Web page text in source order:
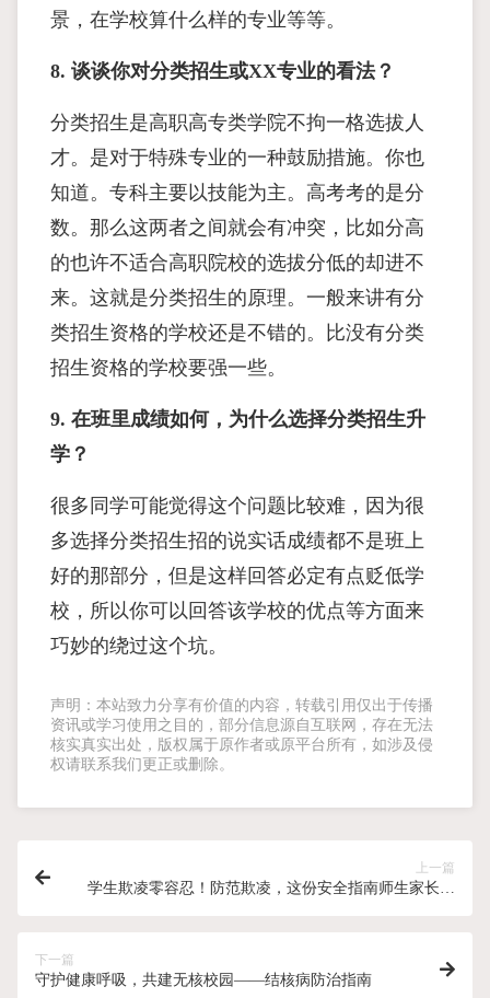
景，在学校算什么样的专业等等。
8. 谈谈你对分类招生或XX专业的看法？
分类招生是高职高专类学院不拘一格选拔人
才。是对于特殊专业的一种鼓励措施。你也
知道。专科主要以技能为主。高考考的是分
数。那么这两者之间就会有冲突，比如分高
的也许不适合高职院校的选拔分低的却进不
来。这就是分类招生的原理。一般来讲有分
类招生资格的学校还是不错的。比没有分类
招生资格的学校要强一些。
9. 在班里成绩如何，为什么选择分类招生升
学？
很多同学可能觉得这个问题比较难，因为很
多选择分类招生招的说实话成绩都不是班上
好的那部分，但是这样回答必定有点贬低学
校，所以你可以回答该学校的优点等方面来
巧妙的绕过这个坑。
声明：本站致力分享有价值的内容，转载引用仅出于传播
资讯或学习使用之目的，部分信息源自互联网，存在无法
核实真实出处，版权属于原作者或原平台所有，如涉及侵
权请联系我们更正或删除。
上一篇
学生欺凌零容忍！防范欺凌，这份安全指南师生家长必
下一篇
守护健康呼吸，共建无核校园——结核病防治指南